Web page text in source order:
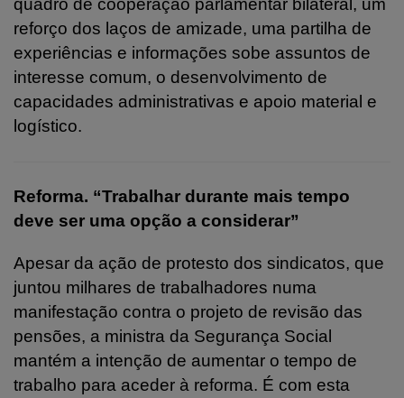
quadro de cooperação parlamentar bilateral, um
reforço dos laços de amizade, uma partilha de
experiências e informações sobe assuntos de
interesse comum, o desenvolvimento de
capacidades administrativas e apoio material e
logístico.
Reforma. “Trabalhar durante mais tempo
deve ser uma opção a considerar”
Apesar da ação de protesto dos sindicatos, que
juntou milhares de trabalhadores numa
manifestação contra o projeto de revisão das
pensões, a ministra da Segurança Social
mantém a intenção de aumentar o tempo de
trabalho para aceder à reforma. É com esta